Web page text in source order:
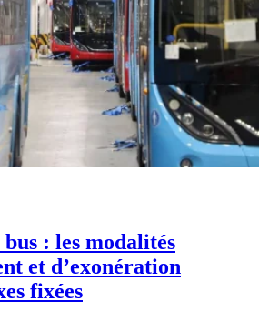
: les modalités
et d’exonération
fixées